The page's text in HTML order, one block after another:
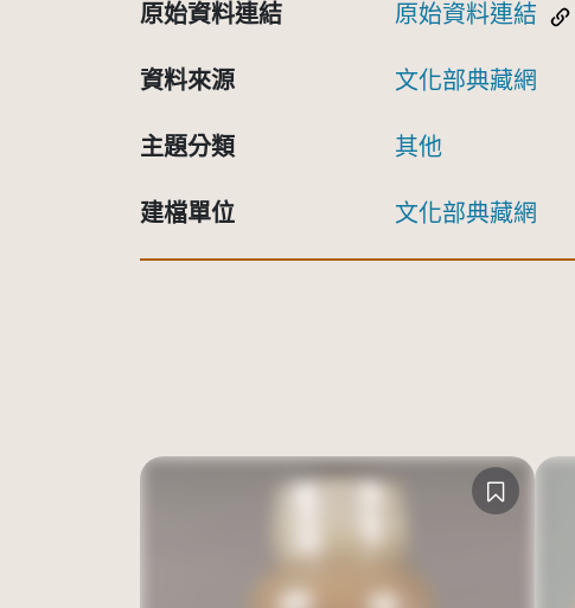
原始資料連結 原始資料連結
資料來源 文化部典藏網
主題分類 其他
建檔單位 文化部典藏網